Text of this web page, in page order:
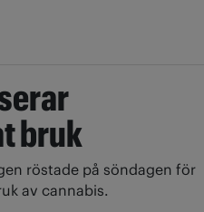
bruk
röstade på söndagen för
av cannabis.